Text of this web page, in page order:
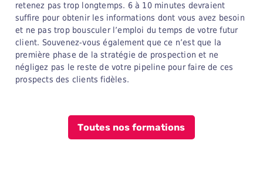
retenez pas trop longtemps. 6 à 10 minutes devraient
suffire pour obtenir les informations dont vous avez besoin
et ne pas trop bousculer l’emploi du temps de votre futur
client. Souvenez-vous également que ce n’est que la
première phase de la stratégie de prospection et ne
négligez pas le reste de votre pipeline pour faire de ces
prospects des clients fidèles.
Toutes nos formations